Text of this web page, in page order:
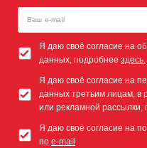
Я даю своё согласие на
данных, подробнее здесь.
Я даю своё согласие на
данных третьим лицам, в
или рекламной рассылки,
Я даю своё согласие на
по e-mail